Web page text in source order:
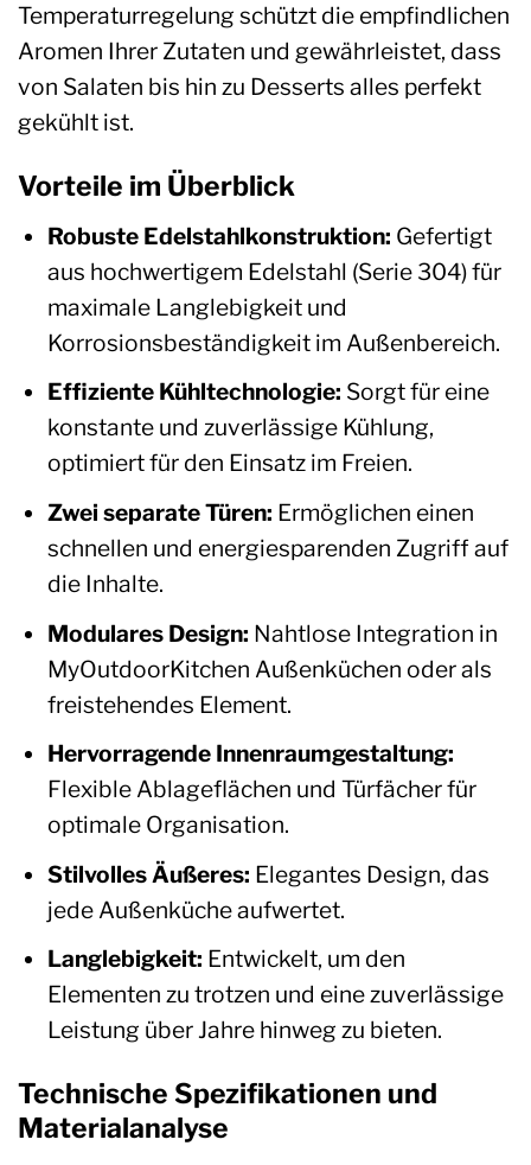
Temperaturregelung schützt die empfindlichen
Aromen Ihrer Zutaten und gewährleistet, dass
von Salaten bis hin zu Desserts alles perfekt
gekühlt ist.
Vorteile im Überblick
Robuste Edelstahlkonstruktion: Gefertigt
aus hochwertigem Edelstahl (Serie 304) für
maximale Langlebigkeit und
Korrosionsbeständigkeit im Außenbereich.
Effiziente Kühltechnologie: Sorgt für eine
konstante und zuverlässige Kühlung,
optimiert für den Einsatz im Freien.
Zwei separate Türen: Ermöglichen einen
schnellen und energiesparenden Zugriff auf
die Inhalte.
Modulares Design: Nahtlose Integration in
MyOutdoorKitchen Außenküchen oder als
freistehendes Element.
Hervorragende Innenraumgestaltung:
Flexible Ablageflächen und Türfächer für
optimale Organisation.
Stilvolles Äußeres: Elegantes Design, das
jede Außenküche aufwertet.
Langlebigkeit: Entwickelt, um den
Elementen zu trotzen und eine zuverlässige
Leistung über Jahre hinweg zu bieten.
Technische Spezifikationen und
Materialanalyse